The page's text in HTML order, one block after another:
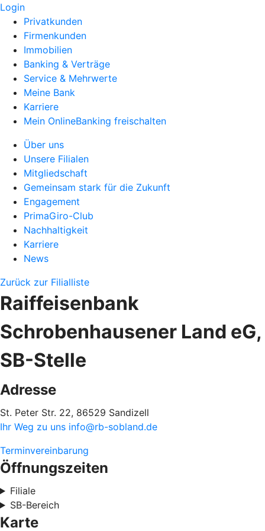
Login
Privatkunden
Firmenkunden
Immobilien
Banking & Verträge
Service & Mehrwerte
Meine Bank
Karriere
Mein OnlineBanking freischalten
Über uns
Unsere Filialen
Mitgliedschaft
Gemeinsam stark für die Zukunft
Engagement
PrimaGiro-Club
Nachhaltigkeit
Karriere
News
Zurück zur Filialliste
Raiffeisenbank
Schrobenhausener Land eG,
SB-Stelle
Adresse
St. Peter Str. 22, 86529 Sandizell
Ihr Weg zu uns info@rb-sobland.de
Terminvereinbarung
Öffnungszeiten
Filiale
SB-Bereich
Karte